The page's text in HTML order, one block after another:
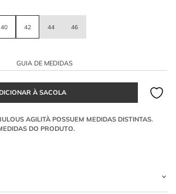
40 42 44 46
GUIA DE MEDIDAS